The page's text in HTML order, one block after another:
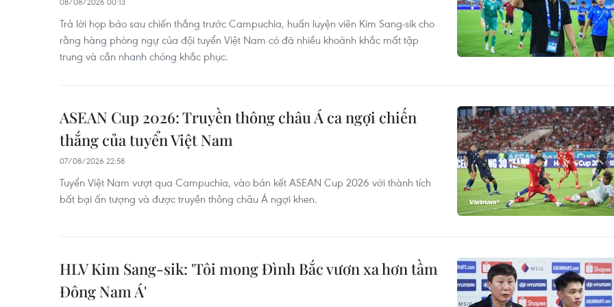
Trả lời họp báo sau chiến thắng trước Campuchia, huấn luyện viên Kim Sang-sik cho
rằng hàng phòng ngự của đội tuyển Việt Nam có đã nhiều khoảnh khắc mất tập
trung và cần nhanh chóng khắc phục.
ASEAN Cup 2026: Truyền thông châu Á ca ngợi chiến
thắng của tuyển Việt Nam
07/08/2026 22:58
Tuyển Việt Nam vượt qua Campuchia, vào bán kết ASEAN Cup 2026 với thành tích
bất bại ấn tượng và được truyền thông châu Á ngợi khen.
HLV Kim Sang-sik: 'Tôi mong Đình Bắc vươn xa hơn tầm
Đông Nam Á'